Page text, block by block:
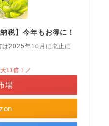
税】今年もお得に！
は2025年10月に廃止に
11倍！／
場